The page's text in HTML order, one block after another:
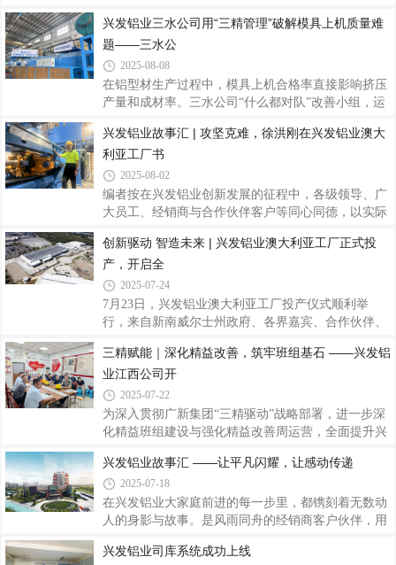
体系的新开端。分管领导刘允棠在仪式上向通过认证
的同事表示祝贺，并充分肯定他们在改善项目中展
神，为公司高质量发展注入了澎湃动力。在此过程
中，涌现出无数立足平凡岗位、创造不凡价值的感人
故事和闪耀榜样。为凝聚奋斗力量，弘扬企业文化，
现推出“兴发铝业故事汇”系列报道，刊载部分先进个
人与团队故事，共同书写兴发铝业记忆，传递温暖光
业开创更美好的未来汇聚磅礴力量。兴发系统是兴发
铝业旗下品牌，专注于高性能建筑立面围护结
兴发铝业三水公司用“三精管理”破解模具上机质量难
题——三水公
2025-08-08
在铝型材生产过程中，模具上机合格率直接影响挤压
产量和成材率。三水公司“什么都对队”改善小组，运
机合格率从81%提升至87%，日均减少返工2套模具，
年化改善收益达10万元！一、精准定位：直击痛点，
目标明确（一）痛点聚焦：1.新模未合格下单导致上
机率下降2.煲模工序质量问题（碰崩、压烂、冲洗不
干净）影响抛光质量3.返修/修模质量不理想，导致多
化、把模具质量做到预期2.监督各工序的模具质量，
达到预期才能流向下工序3.每天把不合格原因
兴发铝业故事汇 | 攻坚克难，徐洪刚在兴发铝业澳大
利亚工厂书
2025-08-02
编者按在兴发铝业创新发展的征程中，各级领导、广
大员工、经销商与合作伙伴客户等同心同德，以实际
神，为公司高质量发展注入了澎湃动力。在此过程
中，涌现出无数立足平凡岗位、创造不凡价值的感人
故事和闪耀榜样。为凝聚奋斗力量，弘扬企业文化，
现推出“兴发铝业故事汇”系列报道，刊载部分先进个
人与团队故事，共同书写兴发铝业记忆，传递温暖光
业开创更美好的未来汇聚磅礴力量。兴发铝业子公司
生产副总经理徐洪刚，一名中共党员，也是一
创新驱动 智造未来 | 兴发铝业澳大利亚工厂正式投
产，开启全
2025-07-24
7月23日，兴发铝业澳大利亚工厂投产仪式顺利举
行，来自新南威尔士州政府、各界嘉宾、合作伙伴、
同见证这一重要时刻，这是兴发铝业在全球化战略布
局上迈出的坚实一步，为公司全球发展蓝图绘就了浓
墨重彩的一笔，对于提升公司国际影响力、深化国际
合作具有重要里程碑意义。兴发铝业澳大利亚工厂位
于新南威尔士州托马戈，厂区总面积26522平方米，
2万吨，专注于新型高端铝型材产品的应用和推广，
严格执行工业基础、智能制造、绿色制造等重点领域
三精赋能｜深化精益改善，筑牢班组基石 ——兴发铝
业江西公司开
2025-07-22
为深入贯彻广新集团“三精驱动”战略部署，进一步深
化精益班组建设与强化精益改善周运营，全面提升兴
目分管领导刘允棠、广新集团运营管理部副总监黄进
扬，联合前往兴发铝业江西公司进行精益班组与改善
周考察赋能。一、强化改善周运营，以精准突破促精
细管理7月7日，江西公司6月份两项改善周项目总结
棠、广新集团运营管理部副总监黄进扬及江西公司生
兴发铝业故事汇 ——让平凡闪耀，让感动传递
2025-07-18
在兴发铝业大家庭前进的每一步里，都镌刻着无数动
人的身影与故事。是风雨同舟的经销商客户伙伴，用
用汗水与匠心铸就品质；是身边那些默默付出的同
兴发铝业司库系统成功上线